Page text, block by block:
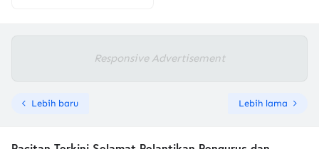
Responsive Advertisement
Lebih baru Lebih lama